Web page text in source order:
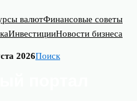
валютФинансовые советы
ИнвестицииНовости бизнеса
2026Поиск